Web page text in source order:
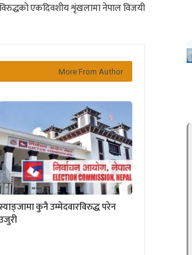
एकदिवशीय शृंखलामा नेपाल विजयी
More From Author
कुनै उम्मेदवारविरुद्ध परेन